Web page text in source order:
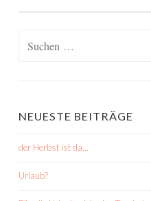
NEUESTE BEITRÄGE
der Herbst ist da…
Urlaub?